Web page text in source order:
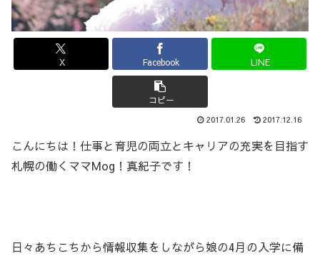
X Facebook LINE
コピー
2017.01.26 2017.12.16
こんにちは！仕事と育児の両立とキャリアの充実を目指す
札幌の働くママMog！真紀子です！
日々あちこちから情報収集をしながら娘の4月の入学に備